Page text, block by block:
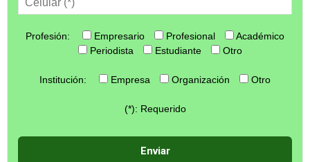
Profesión: Empresario Profesional
Académico
Periodista
Estudiante Otro
Institución: Empresa Organización Otro
(*): Requerido